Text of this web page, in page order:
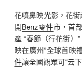
花噴鼻映光影，花
開Benz零件市，首
產 “春節（行花街）
映在廣州”全球首映
件讓全國觀眾可“云